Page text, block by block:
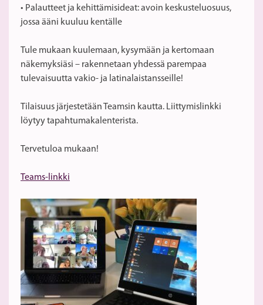
• Palautteet ja kehittämisideat: avoin keskusteluosuus,
jossa ääni kuuluu kentälle
Tule mukaan kuulemaan, kysymään ja kertomaan
näkemyksiäsi – rakennetaan yhdessä parempaa
tulevaisuutta vakio- ja latinalaistansseille!
Tilaisuus järjestetään Teamsin kautta. Liittymislinkki
löytyy tapahtumakalenterista.
Tervetuloa mukaan!
Teams-linkki